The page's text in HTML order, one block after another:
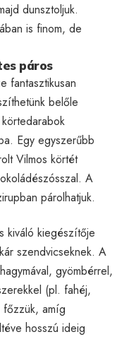
dunsztoljuk.
is finom, de
páros
fantasztikusan
belőle
Egy egyszerűbb
Vilmos körtét
A
párolhatjuk.
kiváló kiegészítője
szendvicseknek. A
gyömbérrel,
(pl. fahéj,
főzzük, amíg
hosszú ideig